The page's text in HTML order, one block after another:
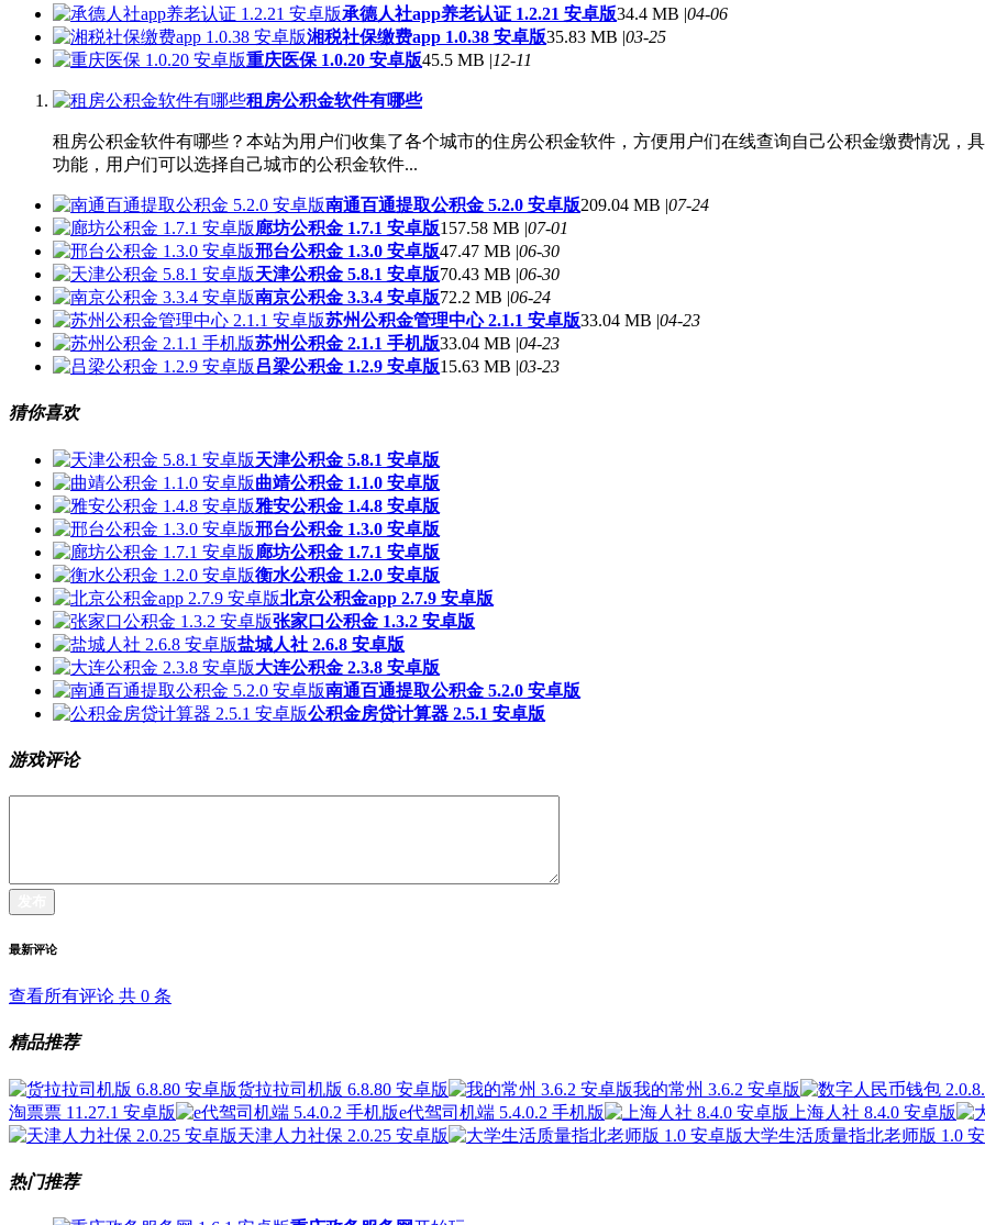
承德人社app养老认证 1.2.21 安卓版34.4 MB |04-06
湘税社保缴费app 1.0.38 安卓版35.83 MB |03-25
重庆医保 1.0.20 安卓版45.5 MB |12-11
租房公积金软件有哪些
租房公积金软件有哪些？本站为用户们收集了各个城市的住房公积金软件，方便用户们在线查询自己公积金缴费情况，
功能，用户们可以选择自己城市的公积金软件...
南通百通提取公积金 5.2.0 安卓版209.04 MB |07-24
廊坊公积金 1.7.1 安卓版157.58 MB |07-01
邢台公积金 1.3.0 安卓版47.47 MB |06-30
天津公积金 5.8.1 安卓版70.43 MB |06-30
南京公积金 3.3.4 安卓版72.2 MB |06-24
苏州公积金管理中心 2.1.1 安卓版33.04 MB |04-23
苏州公积金 2.1.1 手机版33.04 MB |04-23
吕梁公积金 1.2.9 安卓版15.63 MB |03-23
猜你喜欢
天津公积金 5.8.1 安卓版
曲靖公积金 1.1.0 安卓版
雅安公积金 1.4.8 安卓版
邢台公积金 1.3.0 安卓版
廊坊公积金 1.7.1 安卓版
衡水公积金 1.2.0 安卓版
北京公积金app 2.7.9 安卓版
张家口公积金 1.3.2 安卓版
盐城人社 2.6.8 安卓版
大连公积金 2.3.8 安卓版
南通百通提取公积金 5.2.0 安卓版
公积金房贷计算器 2.5.1 安卓版
游戏评论
最新评论
查看所有评论 共 0 条
精品推荐
货拉拉司机版 6.8.80 安卓版 我的常州 3.6.2 安卓版
淘票票 11.27.1 安卓版
e代驾司机端 5.4.0.2 手机版 上海人社 8.4.0 安卓版
天津人力社保 2.0.25 安卓版
大学生活质量指北老师版 1.0
热门推荐